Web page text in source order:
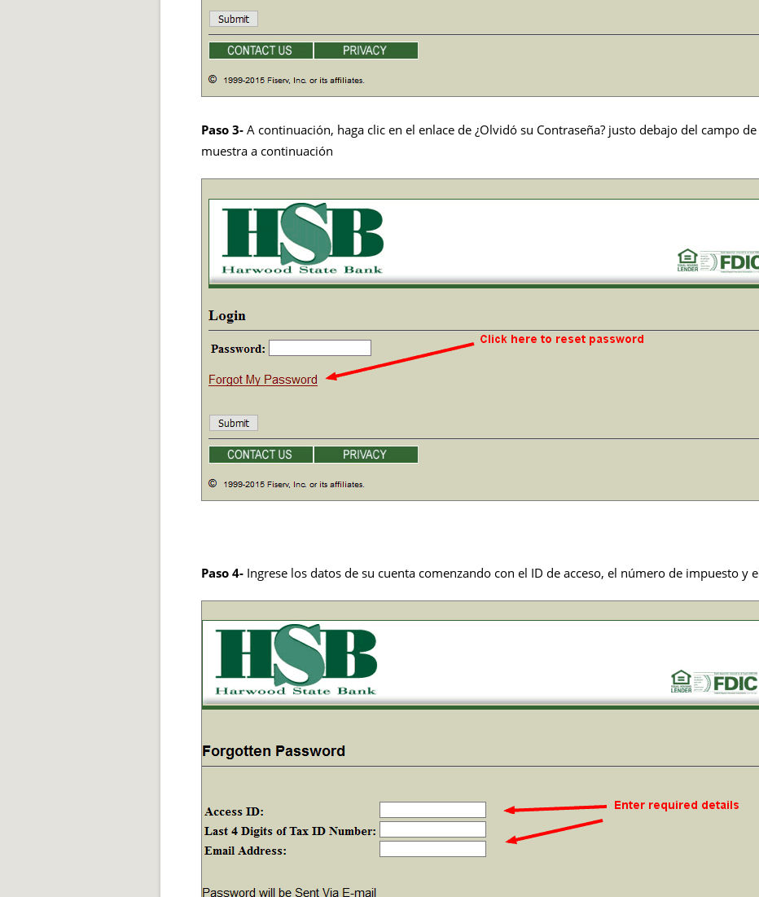
Paso 3-A continuación, haga clic en el enlace de ¿Olvidó su Contraseña? justo debajo del campo
muestra a continuación
Paso 4- Ingrese los datos de su cuenta comenzando con el ID de acceso, el número de impuesto y